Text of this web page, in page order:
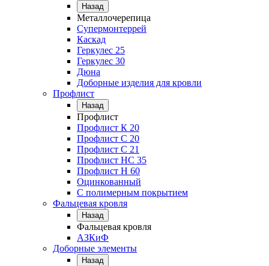
Назад
Металлочерепица
Супермонтеррей
Каскад
Геркулес 25
Геркулес 30
Дюна
Доборные изделия для кровли
Профлист
Назад
Профлист
Профлист К 20
Профлист С 20
Профлист C 21
Профлист НС 35
Профлист Н 60
Оцинкованный
С полимерным покрытием
Фальцевая кровля
Назад
Фальцевая кровля
АЗКиФ
Доборные элементы
Назад